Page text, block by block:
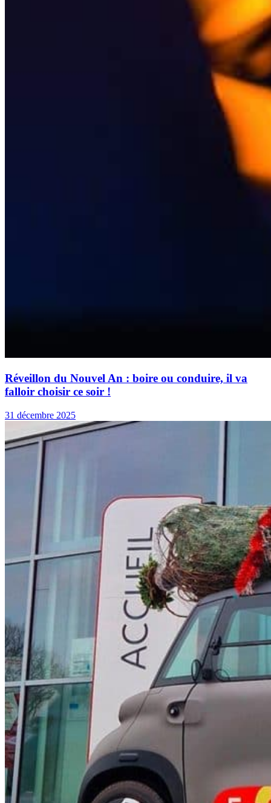
Réveillon du Nouvel An : boire ou conduire, il va
falloir choisir ce soir !
31 décembre 2025